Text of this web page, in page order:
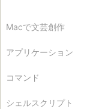
Macで文芸創作
アプリケーション
コマンド
シェルスクリプト